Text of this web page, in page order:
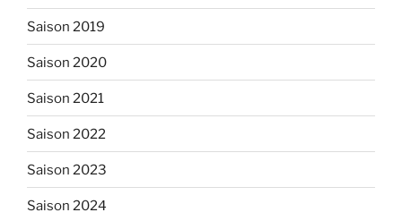
Saison 2019
Saison 2020
Saison 2021
Saison 2022
Saison 2023
Saison 2024